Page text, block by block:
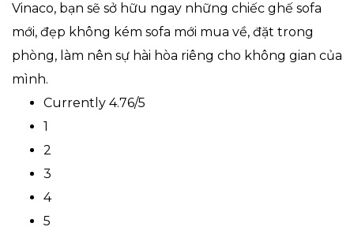
Vinaco, bạn sẽ sở hữu ngay những chiếc ghế sofa
mới, đẹp không kém sofa mới mua về, đặt trong
phòng, làm nên sự hài hòa riêng cho không gian của
mình.
Currently 4.76/5
1
2
3
4
5